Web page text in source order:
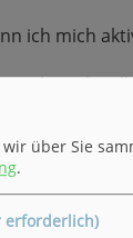
ich mich
ich mich
das
über Sie
.
erforderlich)